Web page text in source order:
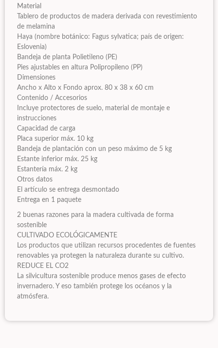
Material
Tablero de productos de madera derivada con revestimiento
de melamina
Haya (nombre botánico: Fagus sylvatica; país de origen:
Eslovenia)
Bandeja de planta Polietileno (PE)
Pies ajustables en altura Polipropileno (PP)
Dimensiones
Ancho x Alto x Fondo aprox. 80 x 38 x 60 cm
Contenido / Accesorios
Incluye protectores de suelo, material de montaje e
instrucciones
Capacidad de carga
Placa superior máx. 10 kg
Bandeja de plantación con un peso máximo de 5 kg
Estante inferior máx. 25 kg
Estantería máx. 2 kg
Otros datos
El artículo se entrega desmontado
Entrega en 1 paquete
2 buenas razones para la madera cultivada de forma
sostenible
CULTIVADO ECOLÓGICAMENTE
Los productos que utilizan recursos procedentes de fuentes
renovables ya protegen la naturaleza durante su cultivo.
REDUCE EL CO2
La silvicultura sostenible produce menos gases de efecto
invernadero. Y eso también protege los océanos y la
atmósfera.